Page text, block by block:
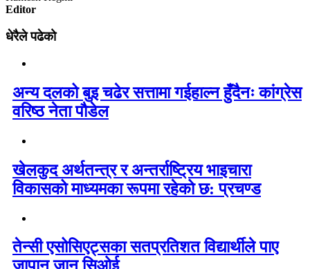
Editor
धेरैले पढेको
अन्य दलको बुइ चढेर सत्तामा गईहाल्न हुँदैनः कांग्रेस
वरिष्ठ नेता पौडेल
खेलकुद अर्थतन्त्र र अन्तर्राष्ट्रिय भाइचारा
विकासको माध्यमका रूपमा रहेको छ: प्रचण्ड
तेन्सी एसोसिएट्सका सतप्रतिशत विद्यार्थीले पाए